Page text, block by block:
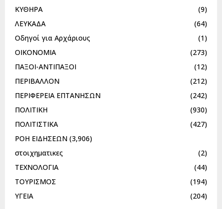
ΚΥΘΗΡΑ
(9)
ΛΕΥΚΑΔΑ
(64)
Οδηγοί για Αρχάριους
(1)
ΟΙΚΟΝΟΜΙΑ
(273)
ΠΑΞΟΙ-ΑΝΤΙΠΑΞΟΙ
(12)
ΠΕΡΙΒΑΛΛΟΝ
(212)
ΠΕΡΙΦΕΡΕΙΑ ΕΠΤΑΝΗΣΩΝ
(242)
ΠΟΛΙΤΙΚΗ
(930)
ΠΟΛΙΤΙΣΤΙΚΑ
(427)
ΡΟΗ ΕΙΔΗΣΕΩΝ (3,906)
στοιχηματικες
(2)
ΤΕΧΝΟΛΟΓΙΑ
(44)
ΤΟΥΡΙΣΜΟΣ
(194)
ΥΓΕΙΑ
(204)